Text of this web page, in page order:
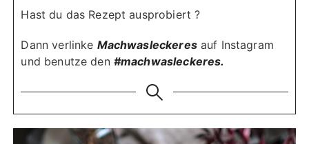
Hast du das Rezept ausprobiert ?
Dann verlinke Machwasleckeresauf Instagram
und benutze den #machwasleckeres.